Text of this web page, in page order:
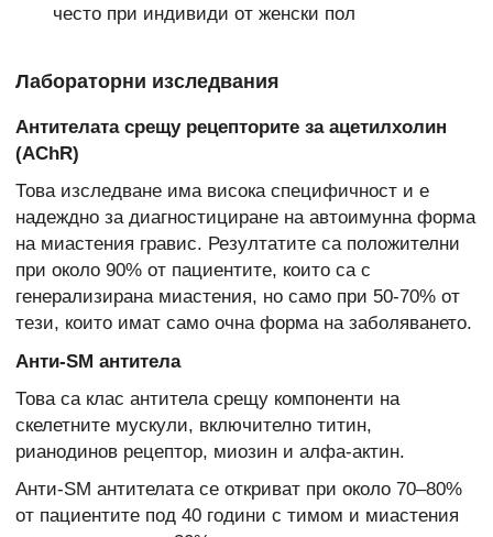
често при индивиди от женски пол
Лабораторни изследвания
Антителата срещу рецепторите за ацетилхолин
(AChR)
Това изследване има висока специфичност и е
надеждно за диагностициране на автоимунна форма
на миастения гравис. Резултатите са положителни
при около 90% от пациентите, които са с
генерализирана миастения, но само при 50-70% от
тези, които имат само очна форма на заболяването.
Анти-SM антитела
Това са клас антитела срещу компоненти на
скелетните мускули, включително титин,
рианодинов рецептор, миозин и алфа-актин.
Анти-SM антителата се откриват при около 70–80%
от пациентите под 40 години с тимом и миастения